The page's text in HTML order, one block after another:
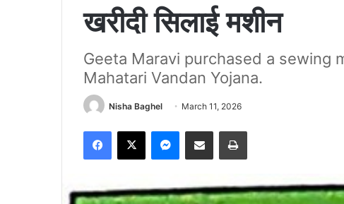
खरीदी सिलाई मशीन
Geeta Maravi purchased a sewing
Mahatari Vandan Yojana.
Nisha Baghel March 11, 2026
Facebook
X Messenger
Share via Email Print